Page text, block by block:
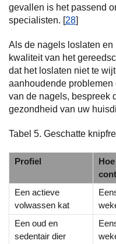
gevallen is het passend
specialisten. [28]
Als de nagels loslaten
kwaliteit van het
dat het loslaten niet te
aanhoudende
van de nagels, bespreek
gezondheid van uw
Tabel 5. Geschatte
Profiel
Een actieve
volwassen kat
Een oud en
sedentair dier